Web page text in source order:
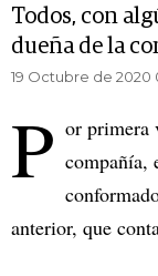
Todos, con
dueña de la
19 Octubre de 2020
P or primera
compañía,
anterior, que